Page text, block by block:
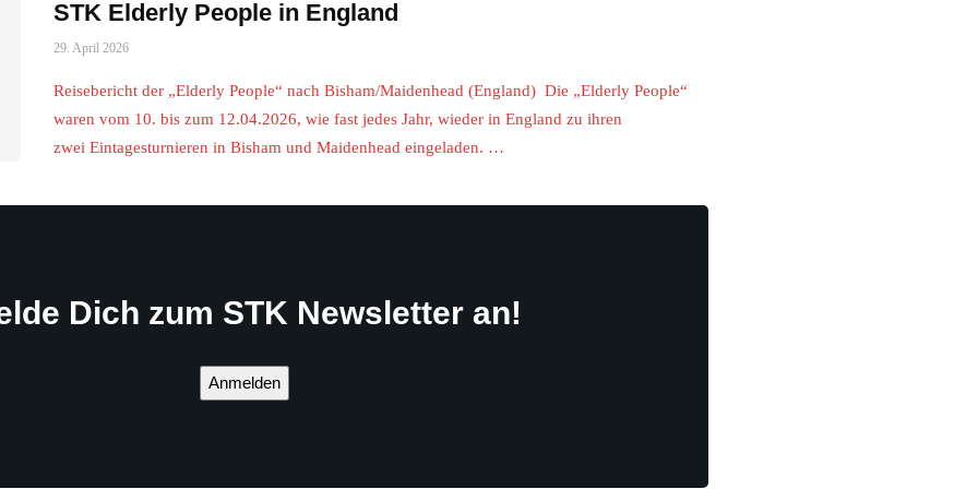
STK Elderly People in England
29. April 2026
Reisebericht der „Elderly People“ nach Bisham/Maidenhead (England) Die „Elderly People“
waren vom 10. bis zum 12.04.2026, wie fast jedes Jahr, wieder in England zu ihren
zwei Eintagesturnieren in Bisham und Maidenhead eingeladen. …
Dich zum STK Newsletter an!
Anmelden